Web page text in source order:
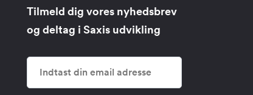
Tilmeld dig vores nyhedsbrev
og deltag i Saxis udvikling